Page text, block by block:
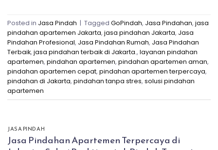
Posted in Jasa Pindah | Tagged GoPindah, Jasa Pindahan, jasa
pindahan apartemen Jakarta, jasa pindahan Jakarta, Jasa
Pindahan Profesional, Jasa Pindahan Rumah, Jasa Pindahan
Terbaik, jasa pindahan terbaik di Jakarta., layanan pindahan
apartemen, pindahan apartemen, pindahan apartemen aman,
pindahan apartemen cepat, pindahan apartemen terpercaya,
pindahan di Jakarta, pindahan tanpa stres, solusi pindahan
apartemen
JASA PINDAH
Jasa Pindahan Apartemen Terpercaya di